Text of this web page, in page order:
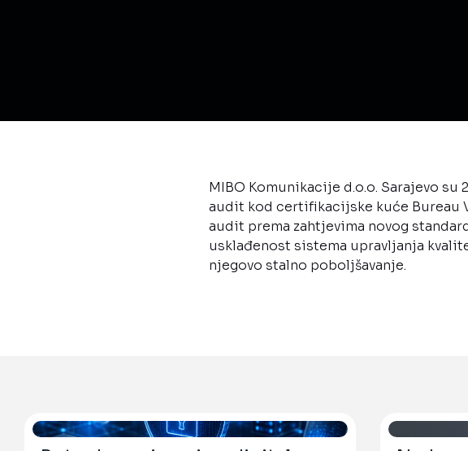
MIBO Komunikacije d.o.o. Sarajevo
audit kod certifikacijske kuće
audit prema zahtjevima novog
usklađenost sistema upravljanja
njegovo stalno poboljšavanje.